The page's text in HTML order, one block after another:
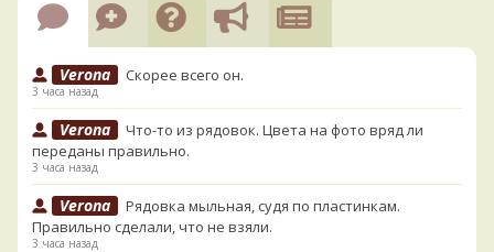
Verona Скорее всего он.
3 часа назад
Verona
Что-то из рядовок. Цвета на фото вряд ли
переданы правильно.
3 часа назад
Verona
Рядовка мыльная, судя по пластинкам.
Правильно сделали, что не взяли.
3 часа назад